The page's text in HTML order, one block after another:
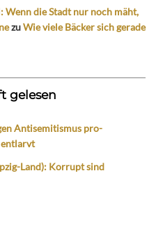
Wenn die Stadt nur noch mäht,
zuWie viele Bäcker sich gerade
gelesen
Antisemitismus pro-
entlarvt
Land): Korrupt sind